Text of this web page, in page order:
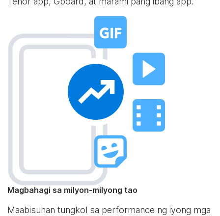
Magbahagi sa milyon-milyong tao
Maabisuhan tungkol sa performance ng iyong mga